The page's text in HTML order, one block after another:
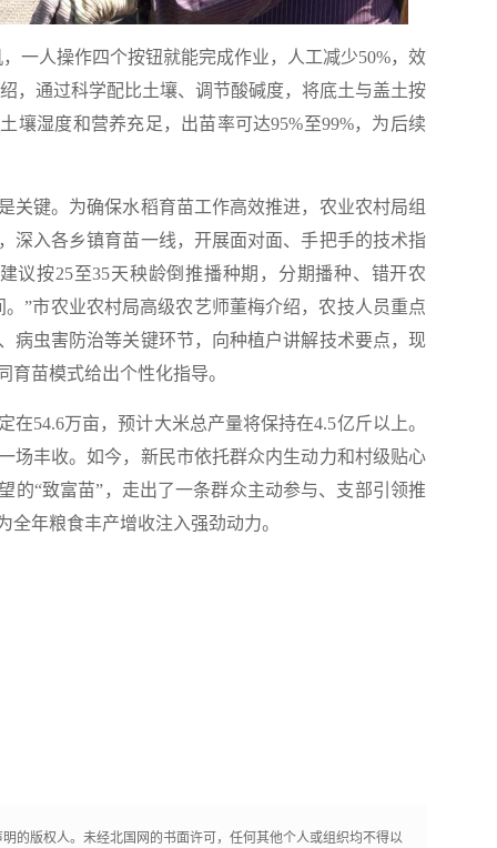
人操作四个按钮就能完成作业，人工减少50%，效
，通过科学配比土壤、调节酸碱度，将底土与盖土按
壤湿度和营养充足，出苗率可达95%至99%，为后续
键。为确保水稻育苗工作高效推进，农业农村局组
深入各乡镇育苗一线，开展面对面、手把手的技术指
议按25至35天秧龄倒推播种期，分期播种、错开农
”市农业农村局高级农艺师董梅介绍，农技人员重点
病虫害防治等关键环节，向种植户讲解技术要点，现
苗模式给出个性化指导。
万亩，预计大米总产量将保持在4.5亿斤以上。
场丰收。如今，新民市依托群众内生动力和村级贴心
的“致富苗”，走出了一条群众主动参与、支部引领推
年粮食丰产增收注入强劲动力。
的版权人。未经北国网的书面许可，任何其他个人或组织均不得以